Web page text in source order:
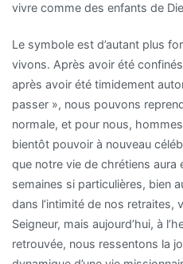
vivre comme des enfants de
Le symbole est d’autant plus
vivons. Après avoir été
après avoir été timidement
passer », nous pouvons
normale, et pour nous,
bientôt pouvoir à nouveau
que notre vie de chrétiens aura
semaines si particulières, bien
dans l’intimité de nos retraites,
Seigneur, mais aujourd’hui, à
retrouvée, nous ressentons la